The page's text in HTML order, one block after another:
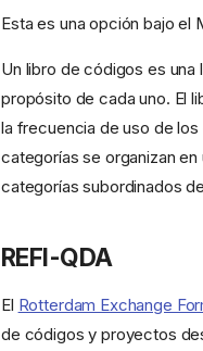
Esta es una opción bajo el
Un libro de códigos es
propósito de cada uno. El
la frecuencia de uso de
categorías se organizan
categorías subordinados
REFI-QDA
El Rotterdam Exchange
de códigos y proyectos